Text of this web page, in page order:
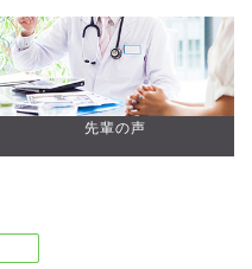
先輩の声